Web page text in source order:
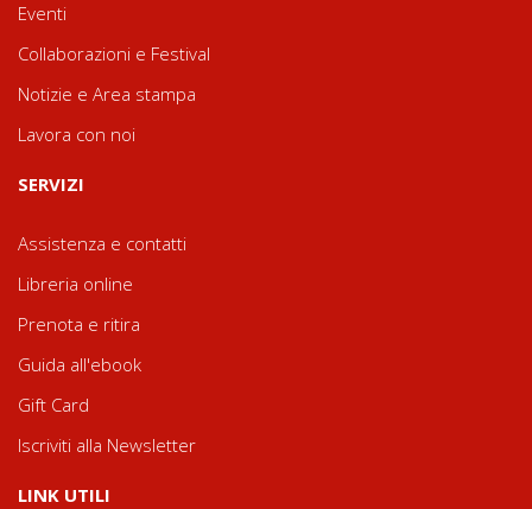
Eventi
Collaborazioni e Festival
Notizie e Area stampa
Lavora con noi
SERVIZI
Assistenza e contatti
Libreria online
Prenota e ritira
Guida all'ebook
Gift Card
Iscriviti alla Newsletter
LINK UTILI